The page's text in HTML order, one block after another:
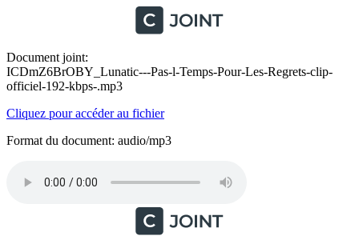
Document joint:
ICDmZ6BrOBY_Lunatic---Pas-l-Temps-Pour-Les-Regrets-clip-
officiel-192-kbps-.mp3
Cliquez pour accéder au fichier
Format du document: audio/mp3